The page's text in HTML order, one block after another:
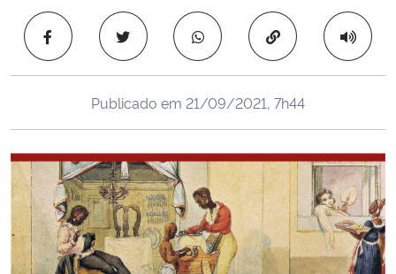
Ministério da Ciência, Tecnologia, Inovações e Comunicações
Ministério do Turismo
Ministério do Desenvolvimento Regional
Controladoria-Geral da União
Ministério da Mulher, da Família e dos Direitos Humanos
Copiar para área
Publicado em 21/09/2021, 7h44